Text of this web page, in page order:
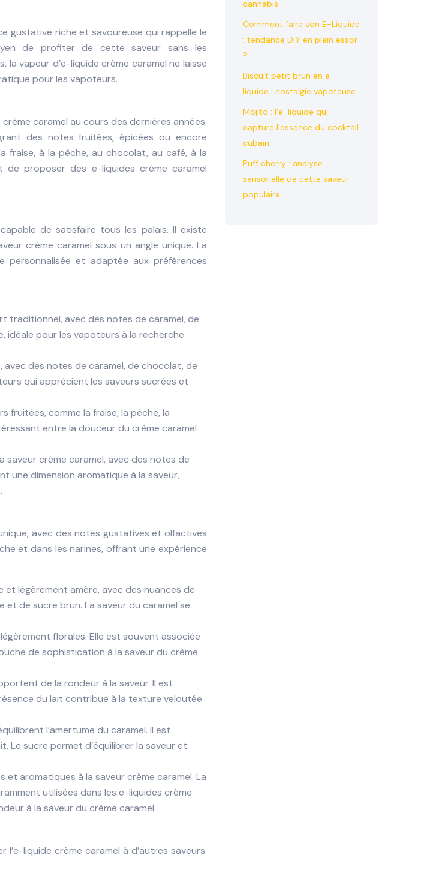
gustative riche et savoureuse qui rappelle le
de profiter de cette saveur sans les
vapeur d’e-liquide crème caramel ne laisse
pour les vapoteurs.
caramel au cours des dernières années.
des notes fruitées, épicées ou encore
fraise, à la pêche, au chocolat, au café, à la
proposer des e-liquides crème caramel
de satisfaire tous les palais. Il existe
crème caramel sous un angle unique. La
personnalisée et adaptée aux préférences
traditionnel, avec des notes de caramel, de
idéale pour les vapoteurs à la recherche
des notes de caramel, de chocolat, de
qui apprécient les saveurs sucrées et
fruitées, comme la fraise, la pêche, la
entre la douceur du crème caramel
crème caramel, avec des notes de
une dimension aromatique à la saveur,
avec des notes gustatives et olfactives
et dans les narines, offrant une expérience
légèrement amère, avec des nuances de
et de sucre brun. La saveur du caramel se
florales. Elle est souvent associée
de sophistication à la saveur du crème
de la rondeur à la saveur. Il est
du lait contribue à la texture veloutée
l’amertume du caramel. Il est
Le sucre permet d’équilibrer la saveur et
aromatiques à la saveur crème caramel. La
utilisées dans les e-liquides crème
à la saveur du crème caramel.
liquide crème caramel à d’autres saveurs.
cannabis
Comment faire son E-Liquide
: tendance DIY en plein essor
?
Biscuit petit brun en e-
liquide : nostalgie vapoteuse
Mojito : l’e-liquide qui
capture l’essence du cocktail
cubain
Puff cherry : analyse
sensorielle de cette saveur
populaire